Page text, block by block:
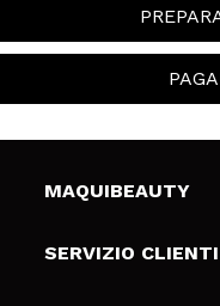
MAQUIBEAUTY
Chi siamo
SERVIZIO CLIENTI